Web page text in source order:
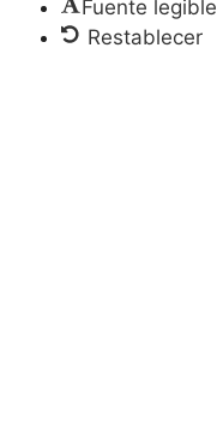
Fuente legible
Restablecer